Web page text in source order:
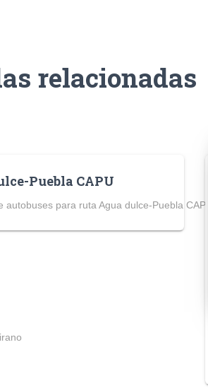
relacionadas
Puebla CAPU
autobuses para ruta Agua dulce-Puebla CAPU